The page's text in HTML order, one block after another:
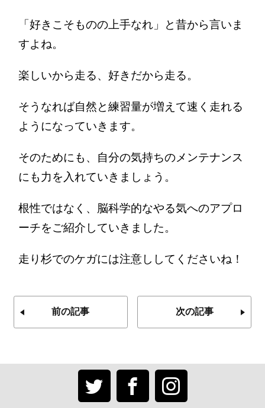
「好きこそものの上手なれ」と昔から言いま
すよね。
楽しいから走る、好きだから走る。
そうなれば自然と練習量が増えて速く走れる
ようになっていきます。
そのためにも、自分の気持ちのメンテナンス
にも力を入れていきましょう。
根性ではなく、脳科学的なやる気へのアプロ
ーチをご紹介していきました。
走り杉でのケガには注意ししてくださいね！
次の記事
前の記事